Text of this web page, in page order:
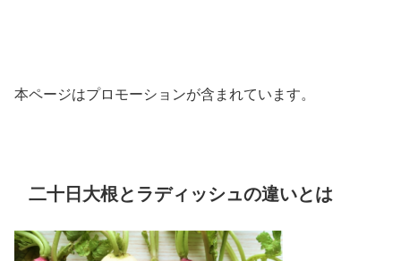
本ページはプロモーションが含まれています。
二十日大根とラディッシュの違いとは